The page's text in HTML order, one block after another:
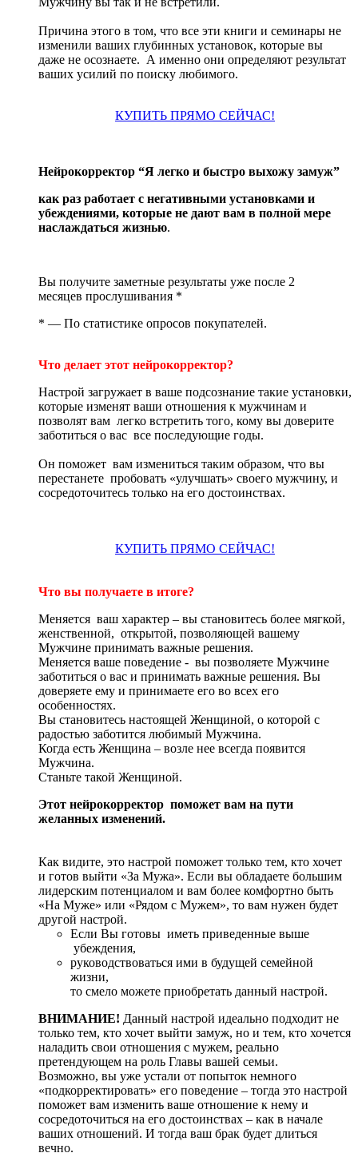
Причина этого в том, что все эти книги и семинары не
изменили ваших глубинных установок, которые вы
даже не осознаете. А именно они определяют результат
ваших усилий по поиску любимого.
КУПИТЬ ПРЯМО СЕЙЧАС!
Нейрокорректор “Я легко и быстро выхожу замуж”
как раз работает с негативными установками и
убеждениями, которые не дают вам в полной мере
наслаждаться жизнью.
Вы получите заметные результаты уже после 2
месяцев прослушивания *
* — По статистике опросов покупателей.
Что делает этот нейрокорректор?
Настрой загружает в ваше подсознание такие установки,
которые изменят ваши отношения к мужчинам и
позволят вам легко встретить того, кому вы доверите
заботиться о вас все последующие годы.
Он поможет вам измениться таким образом, что вы
перестанете пробовать «улучшать» своего мужчину, и
сосредоточитесь только на его достоинствах.
КУПИТЬ ПРЯМО СЕЙЧАС!
Что вы получаете в итоге?
Меняется ваш характер – вы становитесь более мягкой,
женственной, открытой, позволяющей вашему
Мужчине принимать важные решения.
Меняется ваше поведение - вы позволяете Мужчине
заботиться о вас и принимать важные решения. Вы
доверяете ему и принимаете его во всех его
особенностях.
Вы становитесь настоящей Женщиной, о которой с
радостью заботится любимый Мужчина.
Когда есть Женщина – возле нее всегда появится
Мужчина.
Станьте такой Женщиной.
Этот нейрокорректор поможет вам на пути
желанных изменений.
Как видите, это настрой поможет только тем, кто хочет
и готов выйти «За Мужа». Если вы обладаете большим
лидерским потенциалом и вам более комфортно быть
«На Муже» или «Рядом с Мужем», то вам нужен будет
другой настрой.
Если Вы готовы иметь приведенные выше
убеждения,
руководствоваться ими в будущей семейной
жизни,
то смело можете приобретать данный настрой.
ВНИМАНИЕ! Данный настрой идеально подходит не
только тем, кто хочет выйти замуж, но и тем, кто хочется
наладить свои отношения с мужем, реально
претендующем на роль Главы вашей семьи.
Возможно, вы уже устали от попыток немного
«подкорректировать» его поведение – тогда это настрой
поможет вам изменить ваше отношение к нему и
сосредоточиться на его достоинствах – как в начале
ваших отношений. И тогда ваш брак будет длиться
вечно.